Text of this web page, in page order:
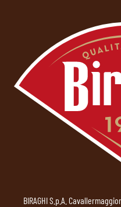
BIRAGHI S.p.A.